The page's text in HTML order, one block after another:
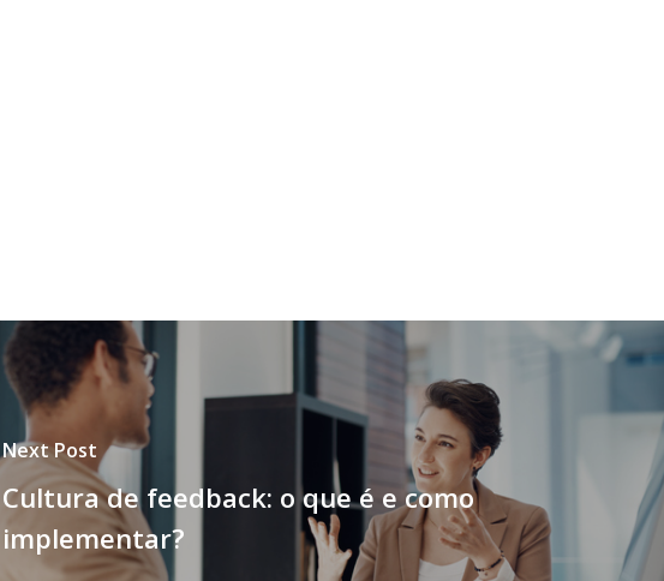
Next Post
Cultura de feedback: o que é e como
implementar?